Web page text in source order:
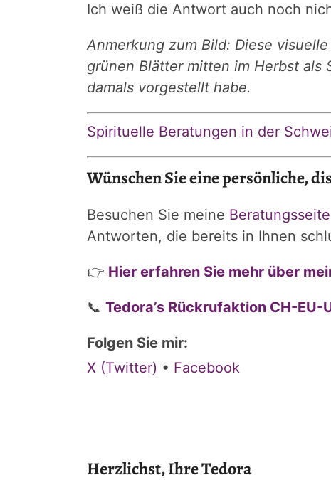
Ich weiß die Antwort auch noch
Anmerkung zum Bild: Diese
grünen Blätter mitten im Herbst als
damals vorgestellt habe.
Spirituelle Beratungen in der
Wünschen Sie eine persönliche,
Besuchen Sie meine Beratungsseite
Antworten, die bereits in Ihnen
👉 Hier erfahren Sie mehr über
📞 Tedora’s Rückrufaktion CH-EU-
Folgen Sie mir:
X (Twitter) • Facebook
Herzlichst, Ihre Tedora